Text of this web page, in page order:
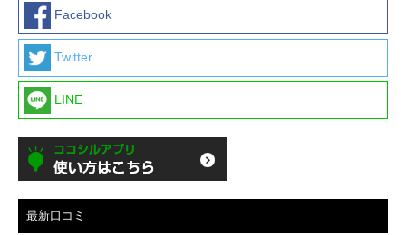
Facebook
Twitter
LINE
最新口コミ